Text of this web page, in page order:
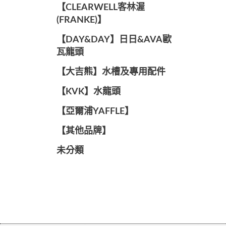
️【CLEARWELL客林渥
(FRANKE)】️
️【DAY&DAY】️日日&AVA歐
瓦龍頭
【大吉熊】水槽及專用配件
️【KVK】水龍頭️
【亞爾浦YAFFLE】
️【其他品牌】️
未分類